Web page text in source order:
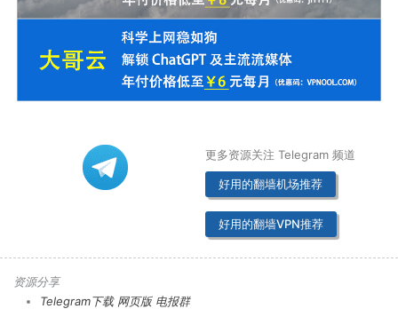
更多资源关注 Telegram 频道
好用的翻墙机场推荐
好用的翻墙VPN推荐
资源分享
Telegram下载 网页版 电报群